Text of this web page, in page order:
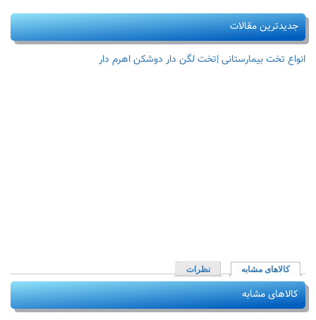
جدیدترین مقالات
انواع تخت بیمارستانی |تخت لگن دار دوشکن اهرم دار
کالاهای مشابه (لبه فعال)نظرات
کالاهای مشابه